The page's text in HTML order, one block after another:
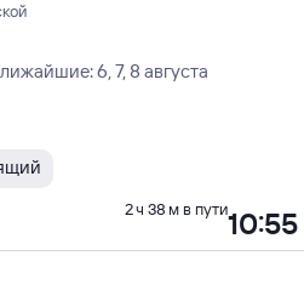
6, 7, 8 августа
10:55
2 ч 38 м в пути